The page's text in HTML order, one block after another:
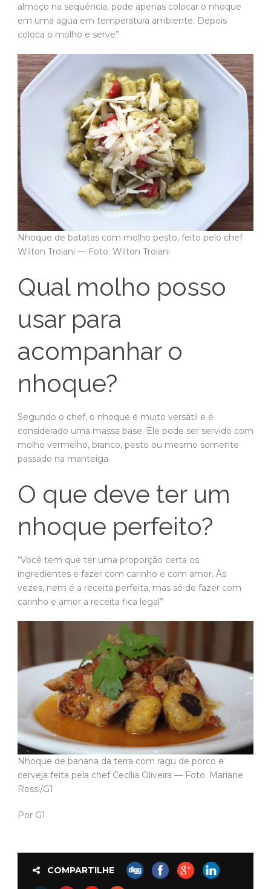
almoço na sequência, pode apenas colocar o nhoque
em uma água em temperatura ambiente. Depois
coloca o molho e serve”
Nhoque de batatas com molho pesto, feito pelo chef
Wilton Troiani — Foto: Wilton Troiani
Qual molho posso
usar para
acompanhar o
nhoque?
Segundo o chef, o nhoque é muito versátil e é
considerado uma massa base. Ele pode ser servido com
molho vermelho, branco, pesto ou mesmo somente
passado na manteiga.
O que deve ter um
nhoque perfeito?
“Você tem que ter uma proporção certa os
ingredientes e fazer com carinho e com amor. Às
vezes, nem é a receita perfeita, mas só de fazer com
carinho e amor a receita fica legal”
Nhoque de banana da terra com ragu de porco e
cerveja feita pela chef Cecília Oliveira — Foto: Mariane
Rossi/G1
Por G1
COMPARTILHE